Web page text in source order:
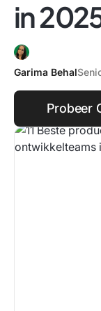
in
Garima Behal
Probeer